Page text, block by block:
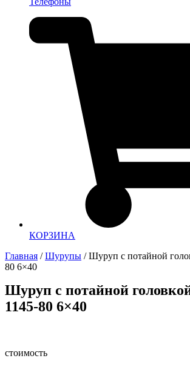
КОРЗИНА
Главная /Шурупы / Шуруп с потайной
80 6×40
Шуруп с потайной
1145-80 6×40
стоимость